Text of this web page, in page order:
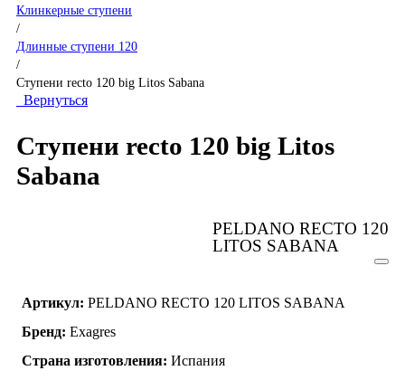
Клинкерные ступени
/
Длинные ступени 120
/
Ступени recto 120 big Litos Sabana
Вернуться
Ступени recto 120 big Litos
Sabana
PELDANO RECTO 120
LITOS SABANA
Артикул: PELDANO RECTO 120 LITOS SABANA
Бренд: Exagres
Страна изготовления: Испания